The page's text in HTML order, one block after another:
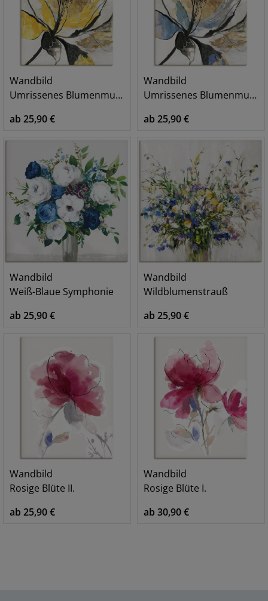
Wandbild
Umrissenes Blumenmuster I gelbe Version
ab 25,90 €
Wandbild
Umrissenes Blumenmuster I
ab 25,90 €
Wandbild
Weiß-Blaue Symphonie
ab 25,90 €
Wandbild
Wildblumenstrauß
ab 25,90 €
Wandbild
Rosige Blüte II.
ab 25,90 €
Wandbild
Rosige Blüte I.
ab 30,90 €